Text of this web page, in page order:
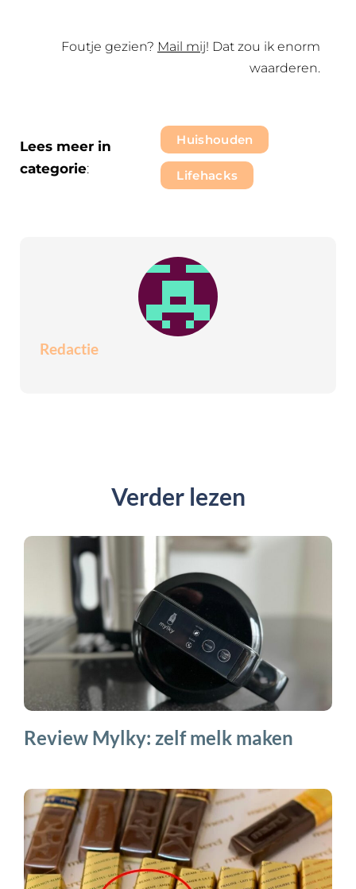
Foutje gezien? Mail mij! Dat zou ik enorm
waarderen.
Lees meer in
categorie:
Huishouden
Lifehacks
Redactie
Verder lezen
Review Mylky: zelf melk maken